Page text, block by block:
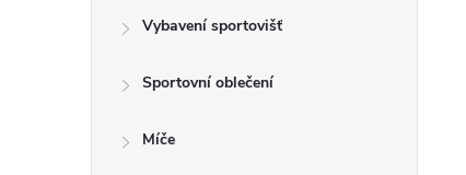
Vybavení sportovišť
Sportovní oblečení
Míče